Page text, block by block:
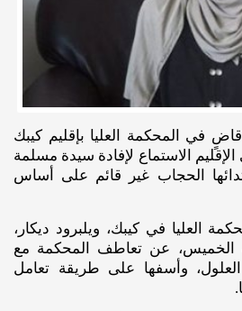
قاضٍ في المحكمة العليا بإقليم كيبك
الاستماع لإفادة سيدة مسلمة
الحجاب غير قائم على أساس
العليا في كيبك، ويلبرود ديكار،
الخميس، عن تعاطف المحكمة مع
العلول، وأسفها على طريقة تعامل